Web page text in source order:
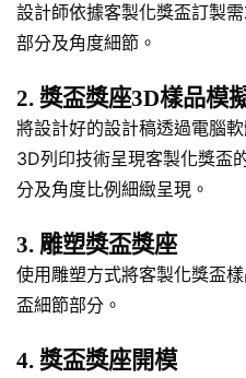
設計師依據客製化獎盃訂製
部分及角度細節。
2. 獎盃獎座3D樣品模
將設計好的設計稿透過電腦
3D列印技術呈現客製化獎盃
分及角度比例細緻呈現。
3. 雕塑獎盃獎座
使用雕塑方式將客製化獎盃
盃細節部分。
4. 獎盃獎座開模